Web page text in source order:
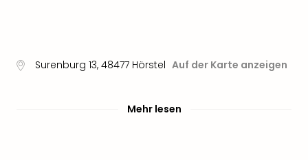
Surenburg 13, 48477 Hörstel Auf der Karte anzeigen
Mehr lesen